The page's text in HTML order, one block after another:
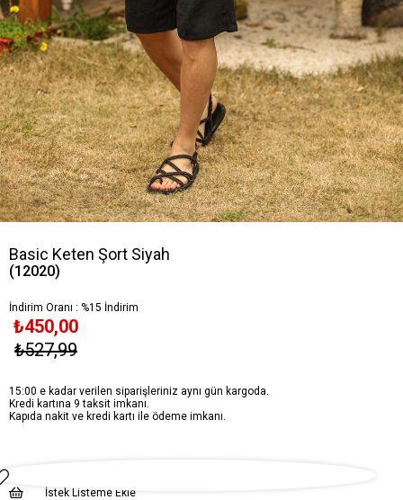
Basic Keten Şort Siyah
(12020)
İndirim Oranı : %15 İndirim
₺527,99
₺450,00
15:00 e kadar verilen siparişleriniz aynı gün kargoda.
Kredi kartına 9 taksit imkanı.
Kapıda nakit ve kredi kartı ile ödeme imkanı.
İstek Listeme Ekle